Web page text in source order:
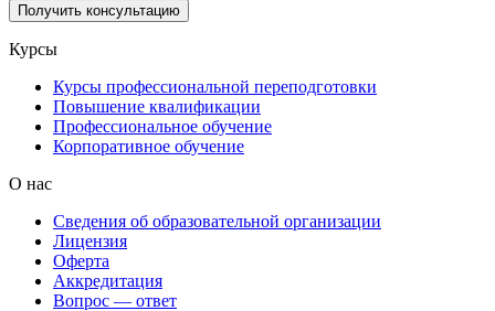
Курсы
Курсы профессиональной переподготовки
Повышение квалификации
Профессиональное обучение
Корпоративное обучение
О нас
Сведения об образовательной организации
Лицензия
Оферта
Аккредитация
Вопрос — ответ